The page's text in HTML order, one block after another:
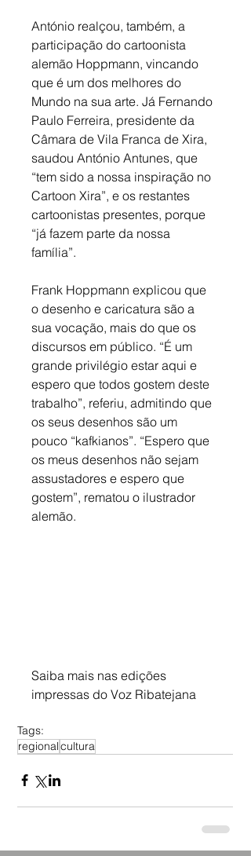
António realçou, também, a
participação do cartoonista
alemão Hoppmann, vincando
que é um dos melhores do
Mundo na sua arte. Já Fernando
Paulo Ferreira, presidente da
Câmara de Vila Franca de Xira,
saudou António Antunes, que
“tem sido a nossa inspiração no
Cartoon Xira”, e os restantes
cartoonistas presentes, porque
“já fazem parte da nossa
família”.
Frank Hoppmann explicou que
o desenho e caricatura são a
sua vocação, mais do que os
discursos em público. “É um
grande privilégio estar aqui e
espero que todos gostem deste
trabalho”, referiu, admitindo que
os seus desenhos são um
pouco “kafkianos”. “Espero que
os meus desenhos não sejam
assustadores e espero que
gostem”, rematou o ilustrador
alemão.
Saiba mais nas edições
impressas do Voz Ribatejana
Tags:
regionalcultura